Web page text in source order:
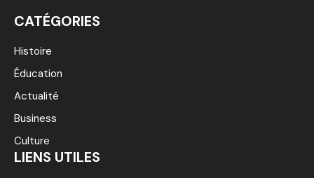
CATÉGORIES
Histoire
Éducation
Actualité
Business
Culture
LIENS UTILES